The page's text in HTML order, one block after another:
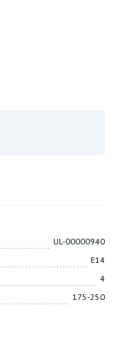
UL-00000940
E14
4
175-250